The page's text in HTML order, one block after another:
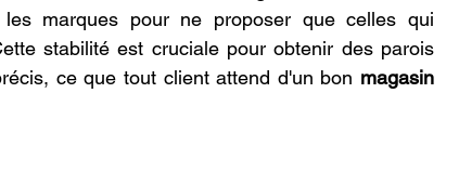
marques pour ne proposer que celles qui
stabilité est cruciale pour obtenir des parois
ce que tout client attend d'un bon magasin